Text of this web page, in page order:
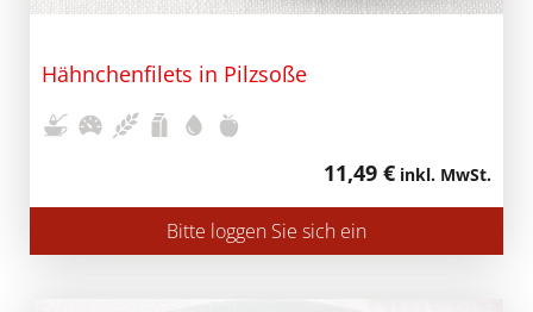
Hähnchenfilets in Pilzsoße
11,49 € inkl. MwSt.
Bitte loggen Sie sich ein